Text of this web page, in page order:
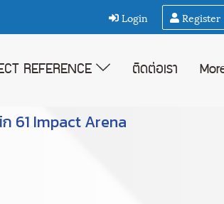
Login Register
REFERENCE ติดต่อเรา
61 Impact Arena